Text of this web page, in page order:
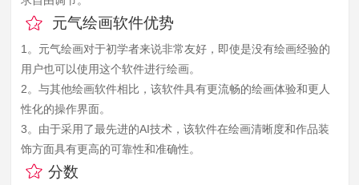
元气绘画软件优势
1。元气绘画对于初学者来说非常友好，即使是没有绘画经验的
用户也可以使用这个软件进行绘画。
2。与其他绘画软件相比，该软件具有更流畅的绘画体验和更人
性化的操作界面。
3。由于采用了最先进的AI技术，该软件在绘画清晰度和作品装
饰方面具有更高的可靠性和准确性。
分数